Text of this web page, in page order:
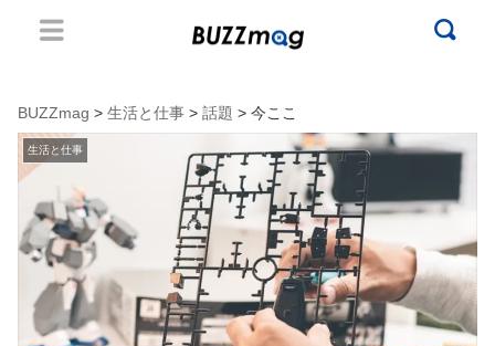
BUZZmag > 生活と仕事 > 話題 > 今ここ
生活と仕事